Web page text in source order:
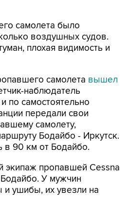
самолета было
воздушных судов.
плохая видимость и
самолета вышел
наблюдатель
по самостоятельно
передали свои
самолету,
Бодайбо - Иркутск.
в 90 км от Бодайбо.
экипаж пропавшей Cessna
У мужчин
ушибы, их увезли на